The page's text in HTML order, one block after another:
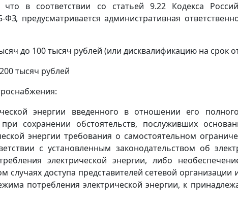
в соответствии со статьей 9.22 Кодекса
предусматривается административная
до 100 тысяч рублей (или дисквалификацию на срок
тысяч рублей
энергии введенного в отношении его
сохранении обстоятельств, послуживших
энергии требования о самостоятельном
с установленным законодательством об
электрической энергии, либо
случаях доступа представителей сетевой
потребления электрической энергии, к